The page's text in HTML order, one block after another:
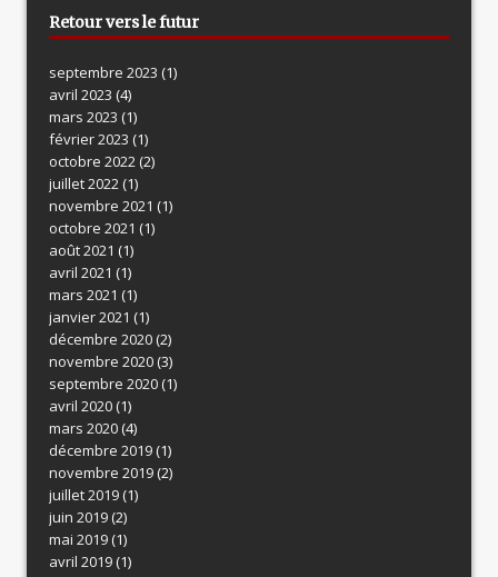
Retour vers le futur
septembre 2023 (1)
avril 2023 (4)
mars 2023 (1)
février 2023 (1)
octobre 2022(2)
juillet 2022(1)
novembre 2021 (1)
octobre 2021 (1)
août 2021 (1)
avril 2021 (1)
mars 2021 (1)
janvier 2021 (1)
décembre 2020(2)
novembre 2020(3)
septembre 2020(1)
avril 2020(1)
mars 2020(4)
décembre 2019(1)
novembre 2019(2)
juillet 2019(1)
juin 2019(2)
mai 2019(1)
avril 2019(1)